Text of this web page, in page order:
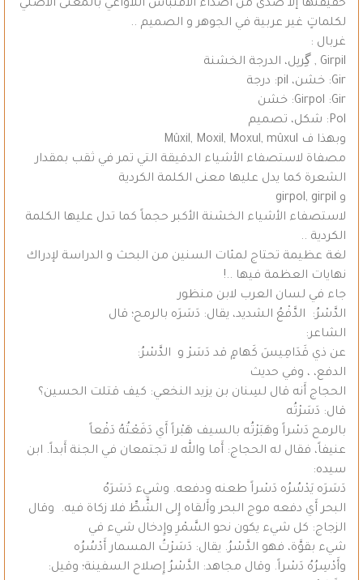
حقيقتها إلا صدى من أصداء الاقتباس اللاواعي بالمعنى الأصلي
لكلماتٍ غير عربية في الجوهر و الصميم ..
غربال :
Girpil , گِرپل، الدرجة الخشنة
Gir: خشن، pil: درجة
Girpol :Gir: خشن
Pol: شكل، تصميم
وبهذا ف Mûxil, Moxil, Moxul, mûxul
مصفاة لاستصفاء الأشياء الدقيقة التي تمر في ثقب بمقدار
الشعرة كما يدل عليها معنى الكلمة الكردية
و girpol, girpil
لاستصفاء الأشياء الخشنة الأكبر حجماً كما تدل عليها الكلمة
الكردية ..
لغة عظيمة تحتاج لمئات السنين من البحث و الدراسة لإدراك
نهايات العظمة فيها ..!
جاء في لسان العرب لابن منظور
الدَّسْرُ: الدَّفْعُ الشديد، يقال: دَسَرَه بالرمح؛ قال
الشاعر:
عن ذي قَدَامِيسَ كَهامٍ قد دَسَرْ و الدَّسْرُ:
الدفع، ، وفي حديث
الحجاج أَنه قال لسِنان بن يزيد النخعي: كيف قتلت الحسين؟
قال: دَسَرْتُه
بالرمح دَسْراً وهَبَرْتُه بالسيف هَبْراً أَي دَفَعْتُهُ دَفْعاً
عنيفاً، فقال له الحجاج: أَما والله لا تجتمعان في الجنة أَبداً. ابن
سيده:
دَسَرَه يَدْسُرُه دَسْراً طعنه ودفعه. وشيء دَسَرَهُ
البحر أَي دفعه موج البحر وأَلقاه إِلى الشَّطِّ فلا زكاة فيه. وقال
الزجاج: كل شيء يكون نحو السَّمْرِ وإِدخال شيء في
شيء بقوَّة، فهو الدَّسْرُ. يقال: دَسَرْتُ المسمار أَدْسُرُه
وأَدْسِرُهُ دَسْراً. وقال مجاهد: الدَّسْرُ إِصلاح السفينة؛ وقيل: